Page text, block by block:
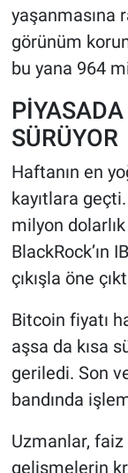
yaşanmasına
görünüm
bu yana 964
SÜRÜYOR
Haftanın en
kayıtlara
milyon dolarlık
BlackRock’ın
çıkışla öne
Bitcoin fiyatı
aşsa da kısa
geriledi. Son
bandında
Uzmanlar,
gelişmelerin